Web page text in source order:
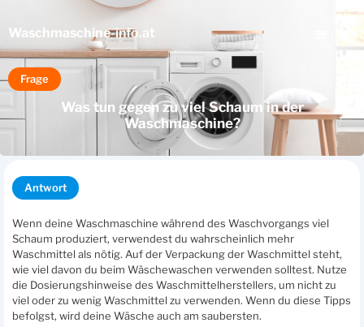
Waschmaschine-info.at
Frage
Was tun gegen zu viel Schaum in der
Waschmaschine?
Antwort
Wenn deine Waschmaschine während des Waschvorgangs viel
Schaum produziert, verwendest du wahrscheinlich mehr
Waschmittel als nötig. Auf der Verpackung der Waschmittel steht,
wie viel davon du beim Wäschewaschen verwenden solltest. Nutze
die Dosierungshinweise des Waschmittelherstellers, um nicht zu
viel oder zu wenig Waschmittel zu verwenden. Wenn du diese Tipps
befolgst, wird deine Wäsche auch am saubersten.